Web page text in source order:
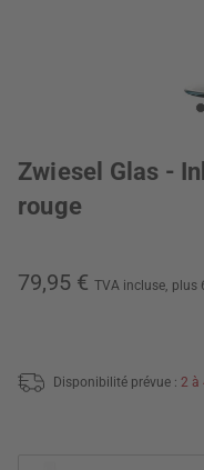
Zwiesel Glas -
rouge
79,95 € TVA incluse, plus
Disponibilité prévue : 2 à